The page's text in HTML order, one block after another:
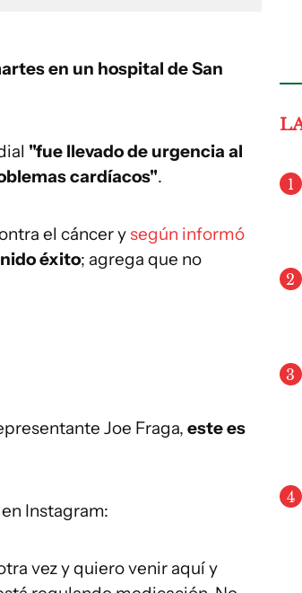
en un hospital de San
"fue llevado de urgencia al
cardíacos".
el cáncer ysegún informó
éxito; agrega que no
Joe Fraga, este es
Instagram:
vez y quiero venir aquí y